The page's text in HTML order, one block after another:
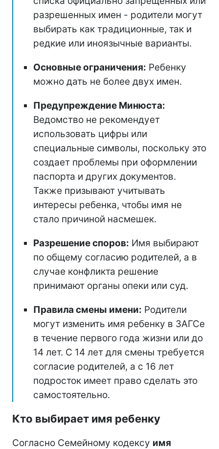
разрешенных имен - родители могут
выбирать как традиционные, так и
редкие или иноязычные варианты.
Основные ограничения: Ребенку
можно дать не более двух имен.
Предупреждение Минюста:
Ведомство не рекомендует
использовать цифры или
специальные символы, поскольку это
создает проблемы при оформлении
паспорта и других документов.
Также призывают учитывать
интересы ребенка, чтобы имя не
стало причиной насмешек.
Разрешение споров: Имя выбирают
по общему согласию родителей, а в
случае конфликта решение
принимают органы опеки или суд.
Правила смены имени: Родители
могут изменить имя ребенку в ЗАГСе
в течение первого года жизни или до
14 лет. С 14 лет для смены требуется
согласие родителей, а с 16 лет
подросток имеет право сделать это
самостоятельно.
Кто выбирает имя ребенку
Согласно Семейному кодексу имя